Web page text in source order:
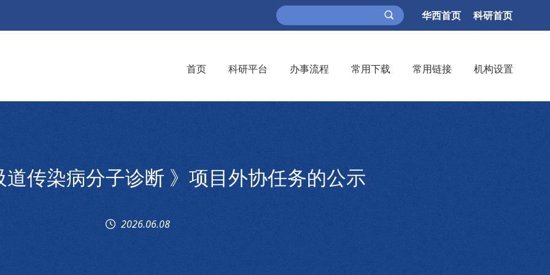
华西首页 科研首页
首页 科研平台 办事流程 常用下载 常用链接 机构设置
道传染病分子诊断 》项目外协任务的公示
2026.06.08